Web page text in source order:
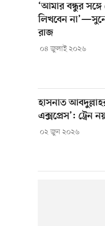
‘আমার বন্ধুর
লিখবেন
রাজ
০৪ জুলাই ২০২৬
হাসনাত
এক্সপ্রেস’: ট্রেন
০২ জুন ২০২৬